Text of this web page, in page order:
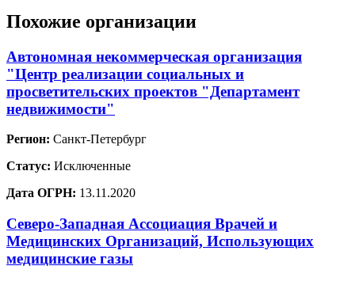
Похожие организации
Автономная некоммерческая организация
"Центр реализации социальных и
просветительских проектов "Департамент
недвижимости"
Регион: Санкт-Петербург
Статус: Исключенные
Дата ОГРН: 13.11.2020
Северо-Западная Ассоциация Врачей и
Медицинских Организаций, Использующих
медицинские газы